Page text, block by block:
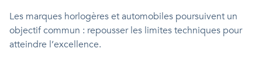
Les marques horlogères et automobiles poursuivent un
objectif commun : repousser les limites techniques pour
atteindre l’excellence.